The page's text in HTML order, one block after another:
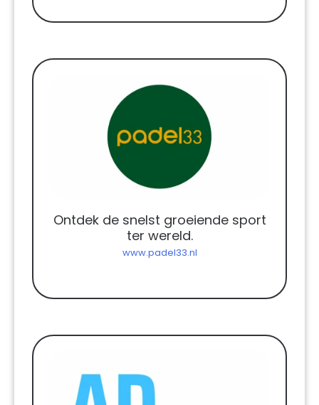
Ontdek de snelst groeiende sport
ter wereld.
www.padel33.nl